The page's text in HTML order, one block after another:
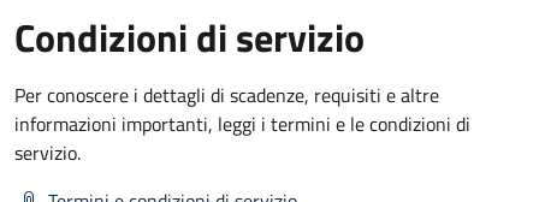
Condizioni di servizio
Per conoscere i dettagli di scadenze, requisiti e altre
informazioni importanti, leggi i termini e le condizioni di
servizio.